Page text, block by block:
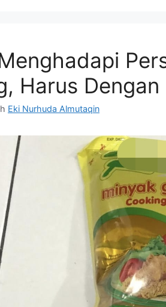
Harus
Eki Nurhuda Almutaqin